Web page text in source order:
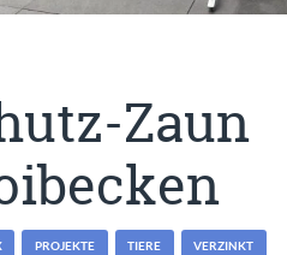
Zaun
PROJEKTE TIERE VERZINKT